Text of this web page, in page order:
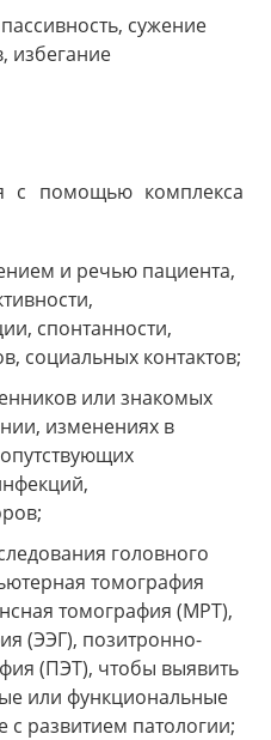
сужение
избегание
с помощью комплекса
и речью пациента,
спонтанности,
социальных контактов;
или знакомых
изменениях в
головного
томография
томография (МРТ),
(ЭЭГ), позитронно-
(ПЭТ), чтобы выявить
или функциональные
развитием патологии;